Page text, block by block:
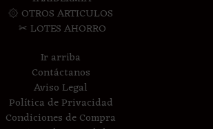
۞ OTROS ARTICULOS
✂ LOTES AHORRO
Ir arriba
Contáctanos
Aviso Legal
Política de Privacidad
Condiciones de Compra